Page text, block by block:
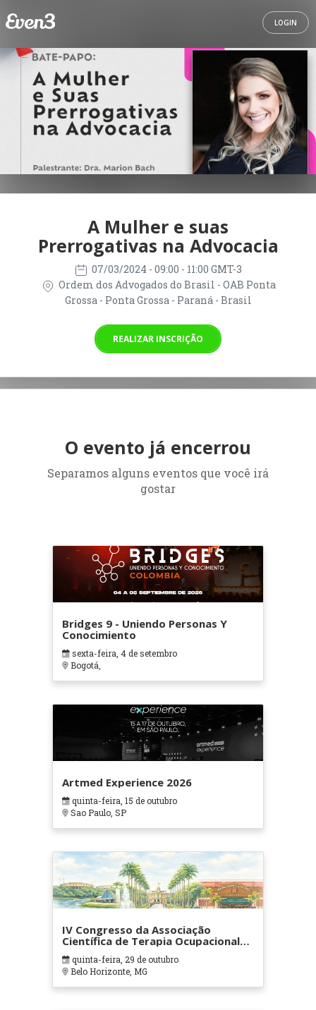
LOGIN
A Mulher e suas
Prerrogativas na Advocacia
07/03/2024 - 09:00 - 11:00 GMT-3
Ordem dos Advogados do Brasil - OAB Ponta
Grossa - Ponta Grossa - Paraná - Brasil
REALIZAR INSCRIÇÃO
O evento já encerrou
Separamos alguns eventos que você irá
gostar
Bridges 9 - Uniendo Personas Y
Conocimiento
sexta-feira, 4 de setembro
Bogotá,
Artmed Experience 2026
quinta-feira, 15 de outubro
Sao Paulo, SP
IV Congresso da Associação
Científica de Terapia Ocupacional
em Contextos Hospitalares e
Cuidados Paliativos - ATOHOSP
quinta-feira, 29 de outubro
Belo Horizonte, MG